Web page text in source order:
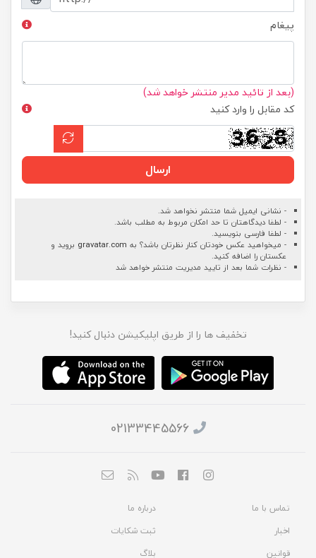
پیغام
(بعد از تائید مدیر منتشر خواهد شد)
کد مقابل را وارد کنید
ارسال
- نشانی ایمیل شما منتشر نخواهد شد.
- لطفا دیدگاهتان تا حد امکان مربوط به مطلب باشد.
- لطفا فارسی بنویسید.
- میخواهید عکس خودتان کنار نظرتان باشد؟ به gravatar.com بروید و
عکستان را اضافه کنید.
- نظرات شما بعد از تایید مدیریت منتشر خواهد شد
تخفیف ها را از طریق اپلیکیشن دنبال کنید!
02133445566
تماس با ما
درباره ما
اخبار
ثبت شکایات
قوانین
بلاگ